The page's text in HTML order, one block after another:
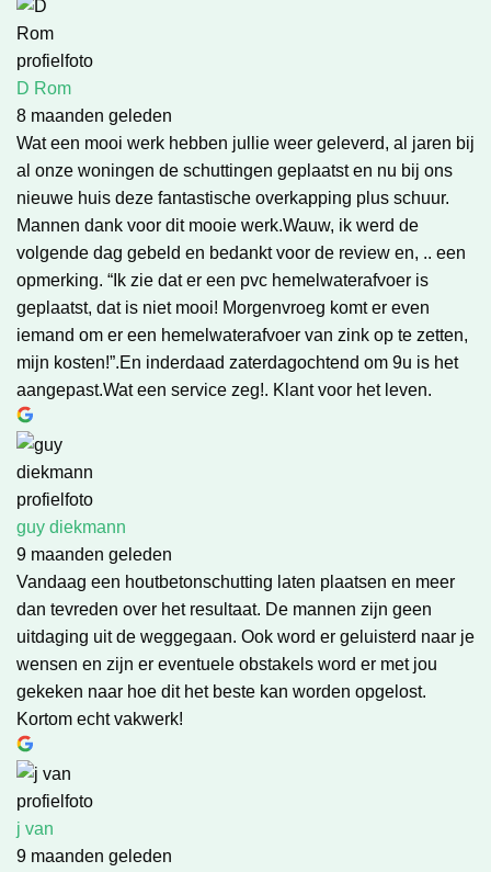
D Rom
8 maanden geleden
Wat een mooi werk hebben jullie weer geleverd, al jaren bij
al onze woningen de schuttingen geplaatst en nu bij ons
nieuwe huis deze fantastische overkapping plus schuur.
Mannen dank voor dit mooie werk.Wauw, ik werd de
volgende dag gebeld en bedankt voor de review en, .. een
opmerking. “Ik zie dat er een pvc hemelwaterafvoer is
geplaatst, dat is niet mooi! Morgenvroeg komt er even
iemand om er een hemelwaterafvoer van zink op te zetten,
mijn kosten!”.En inderdaad zaterdagochtend om 9u is het
aangepast.Wat een service zeg!. Klant voor het leven.
guy diekmann
9 maanden geleden
Vandaag een houtbetonschutting laten plaatsen en meer
dan tevreden over het resultaat. De mannen zijn geen
uitdaging uit de weggegaan. Ook word er geluisterd naar je
wensen en zijn er eventuele obstakels word er met jou
gekeken naar hoe dit het beste kan worden opgelost.
Kortom echt vakwerk!
j van
9 maanden geleden